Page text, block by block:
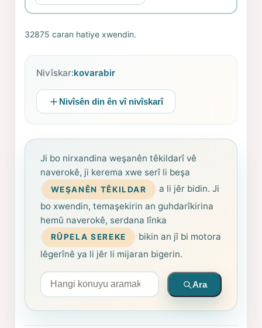
32875 caran hatiye xwendin.
Nivîskar:kovarabir
Nivîsên din ên vî nivîskarî
Ji bo nirxandina weşanên têkildarî vê
naverokê, ji kerema xwe serî li beşa
WEŞANÊN TÊKILDAR
a li jêr bidin. Ji
bo xwendin, temaşekirin an guhdarîkirina
hemû naverokê, serdana lînka
RÛPELA SEREKE
bikin an jî bi motora
lêgerînê ya li jêr li mijaran bigerin.
Arama yapın
Ara